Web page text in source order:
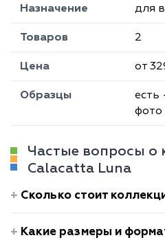
Назначение для
Товаров 2
Цена от
Образцы
фото
Частые вопросы о
Calacatta Luna
Сколько стоит
Какие размеры и